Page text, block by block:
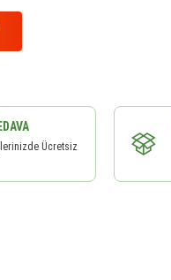
Ücretsiz